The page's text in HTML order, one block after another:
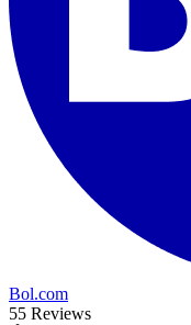
Bol.com
55 Reviews